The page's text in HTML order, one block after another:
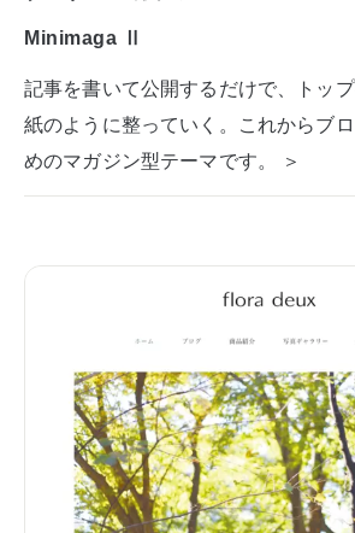
Minimaga Ⅱ
記事を書いて公開するだけで、トッ
紙のように整っていく。これからブ
めのマガジン型テーマです。 ＞